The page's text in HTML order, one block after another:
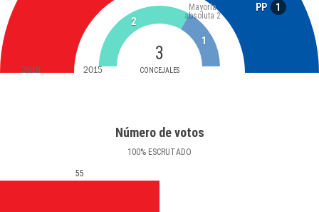
PP 1
3
CONCEJALES
Mayoría
absoluta 2
2
1
2019 2015
Número de votos
100% ESCRUTADO
55